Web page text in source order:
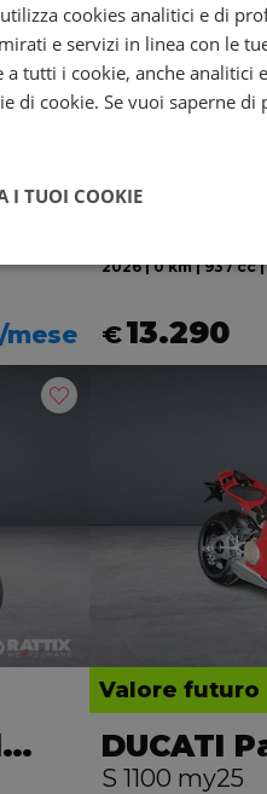
DUCATI Streetfighter V2
mese
DUCATI
2026 | 0 km | 937 cc |
€13.290
DUCATI Hypermotard V2
Valore futuro
DUCATI
S 1100 my25
cookies analitici e di
e servizi in linea con le
a tutti i cookie, anche analitici
di cookie. Se vuoi saperne
I TUOI COOKIE